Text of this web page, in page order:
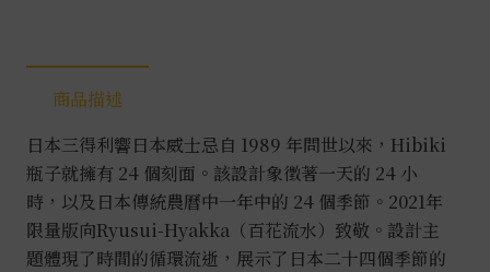
定
數
量
商品描述
日本三得利響日本威士忌自 1989 年問世以來，Hibiki
瓶子就擁有 24 個刻面。該設計象徵著一天的 24 小
時，以及日本傳統農曆中一年中的 24 個季節。2021年
限量版向Ryusui-Hyakka（百花流水）致敬。設計主
題體現了時間的循環流逝，展示了日本二十四個季節的